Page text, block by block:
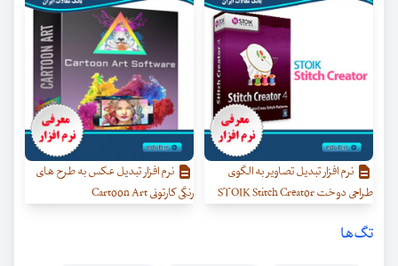
نرم افزار تبدیل تصاویر به الگوی
طراحی دوخت STOIK Stitch Creator
نرم افزار تبدیل عکس به طرح های
رنگی کارتونی Cartoon Art
تگ‌ها